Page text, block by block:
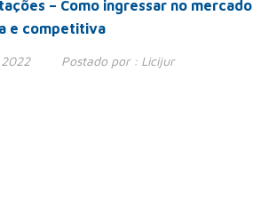
– Como ingressar no mercado
e competitiva
Postado por : Licijur